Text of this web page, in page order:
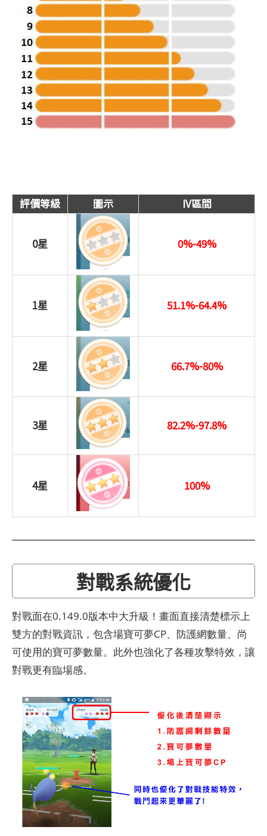
評價等級 圖示 IV區間
0星 0%-49%
1星 51.1%-64.4%
2星 66.7%-80%
3星 82.2%-97.8%
4星 100%
對戰系統優化
對戰面在0.149.0版本中大升級！畫面直接清楚標示上
雙方的對戰資訊，包含場寶可夢CP、防護網數量、尚
可使用的寶可夢數量。此外也強化了各種攻擊特效，讓
對戰更有臨場感。